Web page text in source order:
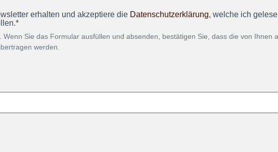
erhalten und akzeptiere die Datenschutzerklärung, welche ich
Sie das Formular ausfüllen und absenden, bestätigen Sie, dass die von Ihnen
werden.